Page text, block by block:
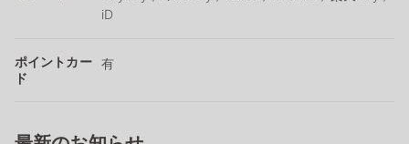
iD
ポイントカー
ド
有